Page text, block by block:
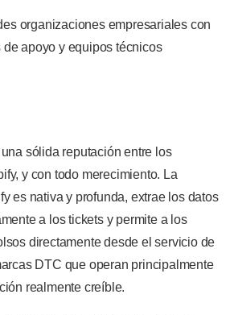
organizaciones empresariales con
apoyo y equipos técnicos
sólida reputación entre los
y con todo merecimiento. La
es nativa y profunda, extrae los datos
a los tickets y permite a los
directamente desde el servicio de
DTC que operan principalmente
realmente creíble.